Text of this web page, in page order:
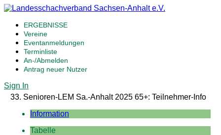
ERGEBNISSE
Vereine
Eventanmeldungen
Terminliste
An-/Abmelden
Antrag neuer Nutzer
Sign In
33. Senioren-LEM Sa.-Anhalt 2025 65+: Teilnehmer-Info
Information
Tabelle